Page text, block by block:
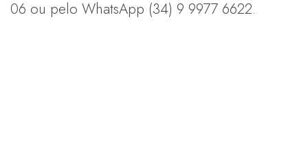
06 ou pelo WhatsApp (34) 9 9977 6622.